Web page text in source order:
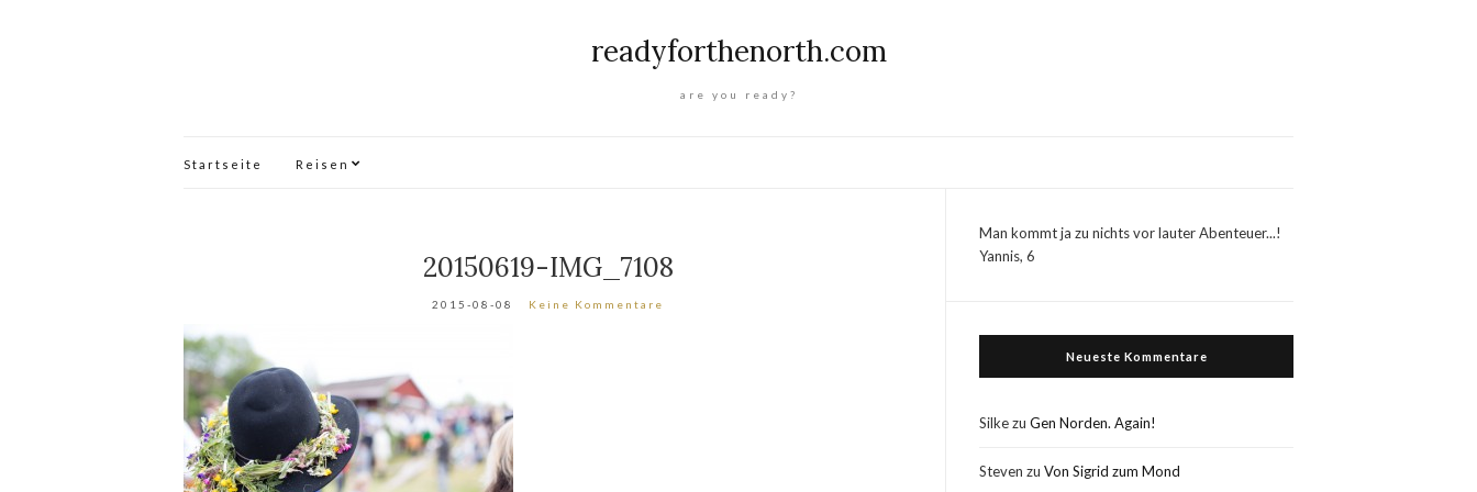
readyforthenorth.com
are you ready?
Startseite Reisen
20150619-IMG_7108
2015-08-08 Keine Kommentare
Man kommt ja zu nichts vor lauter Abenteuer...!
Yannis, 6
Neueste Kommentare
SilkezuGen Norden. Again!
Steven zuVon Sigrid zum Mond